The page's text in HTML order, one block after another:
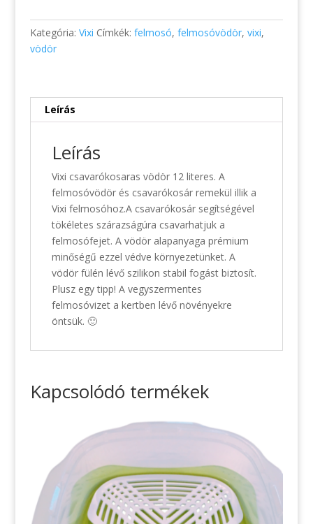
mennyiség
Kategória: Vixi Címkék: felmosó, felmosóvödör, vixi,
vödör
Leírás
Leírás
Vixi csavarókosaras vödör 12 literes. A
felmosóvödör és csavarókosár remekül illik a
Vixi felmosóhoz.A csavarókosár segítségével
tökéletes szárazságúra csavarhatjuk a
felmosófejet. A vödör alapanyaga prémium
minőségű ezzel védve környezetünket. A
vödör fülén lévő szilikon stabil fogást biztosít.
Plusz egy tipp! A vegyszermentes
felmosóvizet a kertben lévő növényekre
öntsük. 🙂
Kapcsolódó termékek